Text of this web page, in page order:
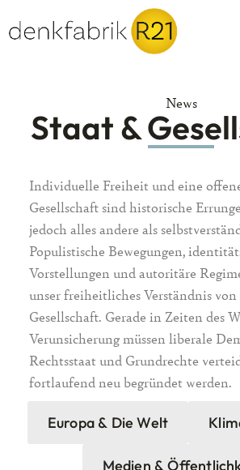
News
Staat &
Individuelle Freiheit und eine
Gesellschaft sind historische
jedoch alles andere als
Populistische Bewegungen,
Vorstellungen und autoritäre
unser freiheitliches Verständnis
Gesellschaft. Gerade in Zeiten des
Verunsicherung müssen liberale
Rechtsstaat und Grundrechte
fortlaufend neu begründet werden.
Europa & Die Welt
Medien &